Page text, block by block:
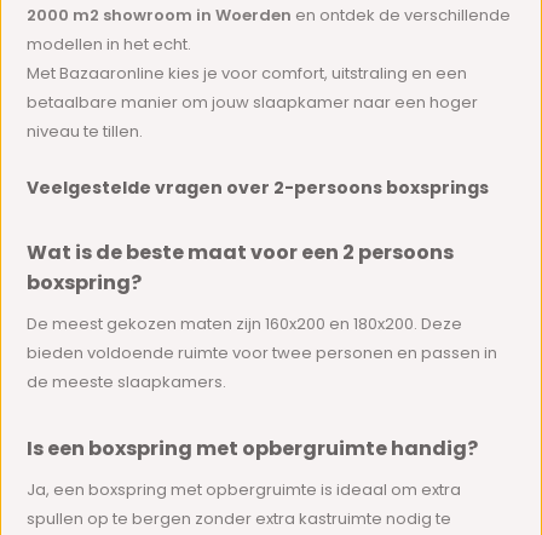
2000 m2 showroom in Woerden en ontdek de verschillende
modellen in het echt.
Met Bazaaronline kies je voor comfort, uitstraling en een
betaalbare manier om jouw slaapkamer naar een hoger
niveau te tillen.
Veelgestelde vragen over 2-persoons boxsprings
Wat is de beste maat voor een 2 persoons
boxspring?
De meest gekozen maten zijn 160x200 en 180x200. Deze
bieden voldoende ruimte voor twee personen en passen in
de meeste slaapkamers.
Is een boxspring met opbergruimte handig?
Ja, een boxspring met opbergruimte is ideaal om extra
spullen op te bergen zonder extra kastruimte nodig te